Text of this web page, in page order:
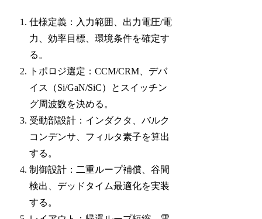
仕様定義：入力範囲、出力電圧/電
力、効率目標、環境条件を確定す
る。
トポロジ選定：CCM/CRM、デバ
イス（Si/GaN/SiC）とスイッチン
グ周波数を決める。
受動部設計：インダクタ、バルク
コンデンサ、フィルタ素子を算出
する。
制御設計：二重ループ補償、谷間
検出、デッドタイム最適化を実装
する。